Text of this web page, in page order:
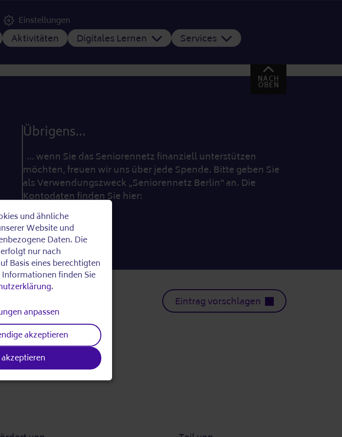
Aktivitäten Digitales Lernen Services
Einstellungen
NACH
OBEN
Übrigens...
… wenn Sie das Seniorennetz finanziell unterstützen
möchten, freuen wir uns über jede Spende. Bitte geben Sie
als Verwendungszweck „Seniorennetz Berlin“ an. Die
Kontodaten finden Sie hier:
Spenden
Eintrag vorschlagen
und ähnliche
Website und
Daten. Die
nur nach
Basis eines berechtigten
finden Sie
.
anpassen
akzeptieren